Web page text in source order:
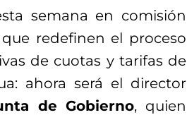
semana en comisión
que redefinen el proceso
de cuotas y tarifas de
ahora será el director
de Gobierno, quien